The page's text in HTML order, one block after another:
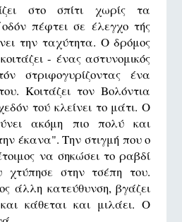
στο σπίτι χωρίς τα
πέφτει σε έλεγχο τής
την ταχύτητα. Ο δρόμος
- ένας αστυνομικός
στριφογυρίζοντας ένα
Κοιτάζει τον Βολόντια
τού κλείνει το μάτι. Ο
ακόμη πιο πολύ και
έκανα". Την στιγμή που ο
να σηκώσει το ραβδί
χτύπησε στην τσέπη του.
άλλη κατεύθυνση, βγάζει
κάθεται και μιλάει. Ο